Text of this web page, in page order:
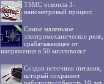
TSMC освоила 3-
нанометровый процесс
Самое маленькое
электромеханическое реле,
срабатывающее от
напряжения в 50 милливольт
Создан источник питания,
который сохраняет